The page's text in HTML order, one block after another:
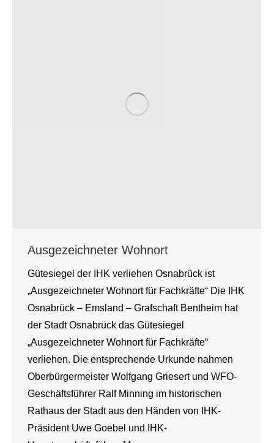
Ausgezeichneter Wohnort
Gütesiegel der IHK verliehen Osnabrück ist
„Ausgezeichneter Wohnort für Fachkräfte“ Die IHK
Osnabrück – Emsland – Grafschaft Bentheim hat
der Stadt Osnabrück das Gütesiegel
„Ausgezeichneter Wohnort für Fachkräfte“
verliehen. Die entsprechende Urkunde nahmen
Oberbürgermeister Wolfgang Griesert und WFO-
Geschäftsführer Ralf Minning im historischen
Rathaus der Stadt aus den Händen von IHK-
Präsident Uwe Goebel und IHK-